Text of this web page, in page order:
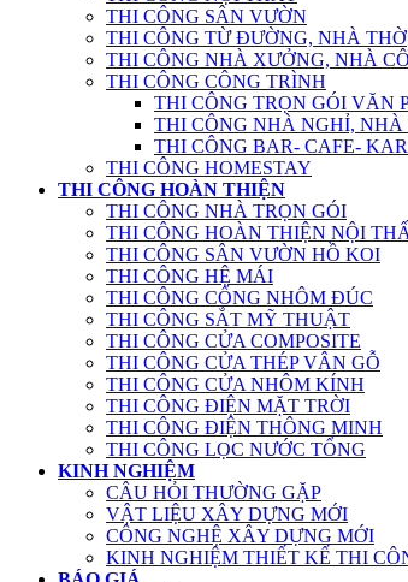
THI CÔNG SÂN VƯỜN
THI CÔNG TỪ ĐƯỜNG, NHÀ THỜ
THI CÔNG NHÀ XƯỞNG, NHÀ
THI CÔNG CÔNG TRÌNH
THI CÔNG TRỌN GÓI VĂN
THI CÔNG NHÀ NGHỈ, NHÀ
THI CÔNG BAR- CAFE-
THI CÔNG HOMESTAY
THI CÔNG HOÀN THIỆN
THI CÔNG NHÀ TRỌN GÓI
THI CÔNG HOÀN THIỆN NỘI
THI CÔNG SÂN VƯỜN HỒ KOI
THI CÔNG HỆ MÁI
THI CÔNG CỔNG NHÔM ĐÚC
THI CÔNG SẮT MỸ THUẬT
THI CÔNG CỬA COMPOSITE
THI CÔNG CỬA THÉP VÂN GỖ
THI CÔNG CỬA NHÔM KÍNH
THI CÔNG ĐIỆN MẶT TRỜI
THI CÔNG ĐIỆN THÔNG MINH
THI CÔNG LỌC NƯỚC TỔNG
KINH NGHIỆM
CÂU HỎI THƯỜNG GẶP
VẬT LIỆU XÂY DỰNG MỚI
CÔNG NGHỆ XÂY DỰNG MỚI
KINH NGHIỆM THIẾT KẾ THI